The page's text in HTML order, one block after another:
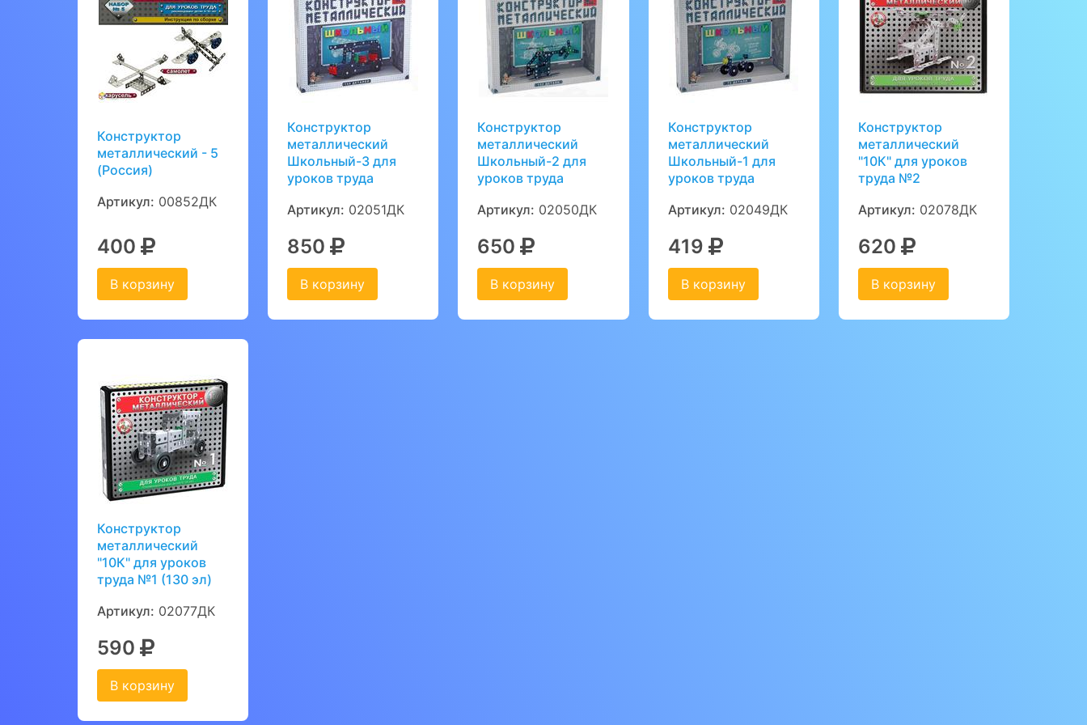
Конструктор
металлический - 5
(Россия)
Артикул: 00852ДК
400
В корзину
Конструктор
металлический
Школьный-3 для
уроков труда
Артикул: 02051ДК
850
В корзину
Конструктор
металлический
Школьный-2 для
уроков труда
Артикул: 02050ДК
650
В корзину
Конструктор
металлический
Школьный-1 для
уроков труда
Артикул: 02049ДК
419
В корзину
Конструктор
металлический
"10К" для уроков
труда №2
Артикул: 02078ДК
620
В корзину
Конструктор
металлический
"10К" для уроков
труда №1 (130 эл)
Артикул: 02077ДК
590
В корзину